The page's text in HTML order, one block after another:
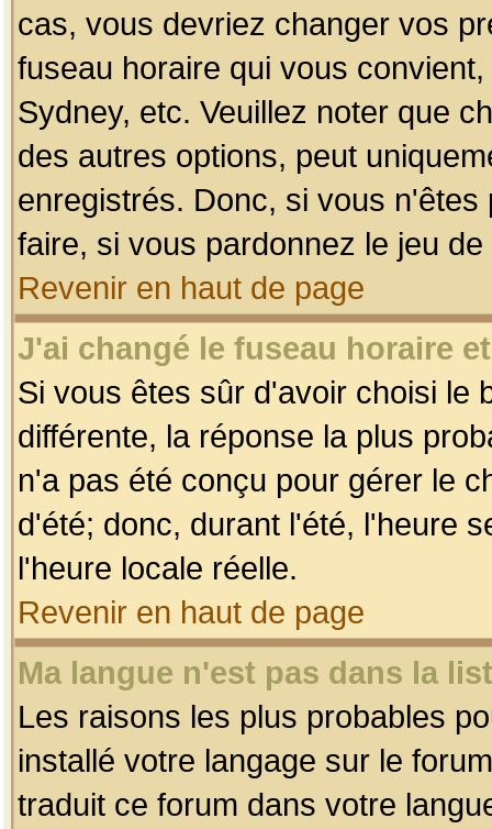
cas, vous devriez changer vos
fuseau horaire qui vous
Sydney, etc. Veuillez noter que
des autres options, peut
enregistrés. Donc, si vous
faire, si vous pardonnez le jeu
Revenir en haut de page
J'ai changé le fuseau horaire
Si vous êtes sûr d'avoir choisi le
différente, la réponse la plus
n'a pas été conçu pour gérer le
d'été; donc, durant l'été, l'heure
l'heure locale réelle.
Revenir en haut de page
Ma langue n'est pas dans la
Les raisons les plus probables
installé votre langage sur le
traduit ce forum dans votre